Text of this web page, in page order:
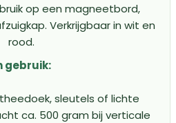
op een magneetbord,
Verkrijgbaar in wit en
rood.
gebruik:
sleutels of lichte
ca. 500 gram bij verticale